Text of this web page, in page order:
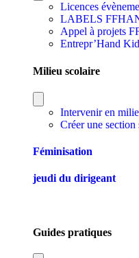
Licences
LABELS
Appel à projets
Entrepr’Hand
Milieu scolaire
Intervenir en
Créer une section
Féminisation
jeudi du dirigeant
Guides pratiques